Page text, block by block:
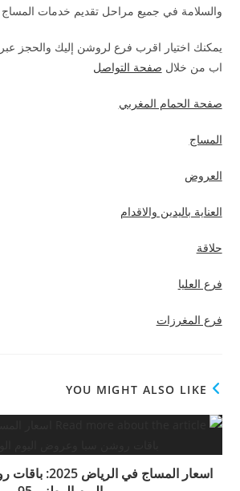
والسلامة في جميع مراحل تقديم خدمات المساج
يمكنك اختيار اقرب فرع لروشن إليك والحجز عبر
اب من خلال صفحة التواصل
صفحة الحمام المغربي
المساج
العروض
العناية باليدين والاقدام
حلاقة
فرع العليا
فرع المغرزات
YOU MIGHT ALSO LIKE
اسعار المساج في